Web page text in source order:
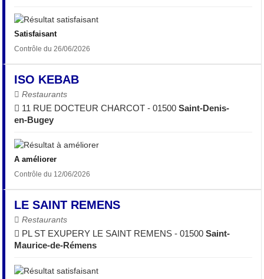
Satisfaisant
Contrôle du 26/06/2026
ISO KEBAB
Restaurants
11 RUE DOCTEUR CHARCOT - 01500Saint-Denis-
en-Bugey
A améliorer
Contrôle du 12/06/2026
LE SAINT REMENS
Restaurants
PL ST EXUPERY LE SAINT REMENS - 01500Saint-
Maurice-de-Rémens